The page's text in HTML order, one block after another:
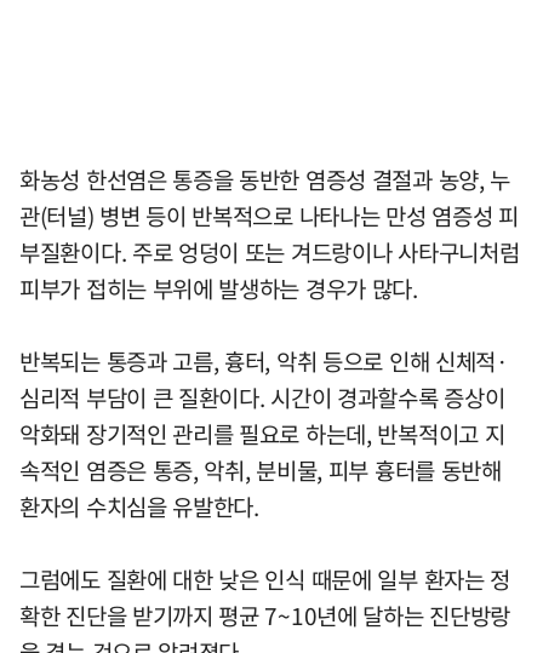
화농성 한선염은 통증을 동반한 염증성 결절과 농양, 누
관(터널) 병변 등이 반복적으로 나타나는 만성 염증성 피
부질환이다. 주로 엉덩이 또는 겨드랑이나 사타구니처럼
피부가 접히는 부위에 발생하는 경우가 많다.
반복되는 통증과 고름, 흉터, 악취 등으로 인해 신체적·
심리적 부담이 큰 질환이다. 시간이 경과할수록 증상이
악화돼 장기적인 관리를 필요로 하는데, 반복적이고 지
속적인 염증은 통증, 악취, 분비물, 피부 흉터를 동반해
환자의 수치심을 유발한다.
그럼에도 질환에 대한 낮은 인식 때문에 일부 환자는 정
확한 진단을 받기까지 평균 7~10년에 달하는 진단방랑